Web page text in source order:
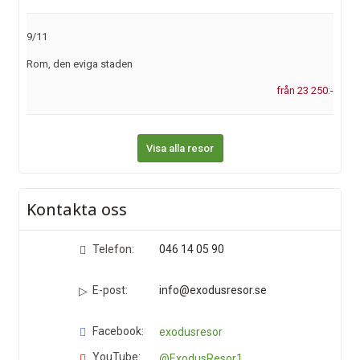
9/11
Rom, den eviga staden
från 23 250:-
Visa alla resor
Kontakta oss
Telefon: 046 14 05 90
E-post: info@exodusresor.se
Facebook:
exodusresor
YouTube: